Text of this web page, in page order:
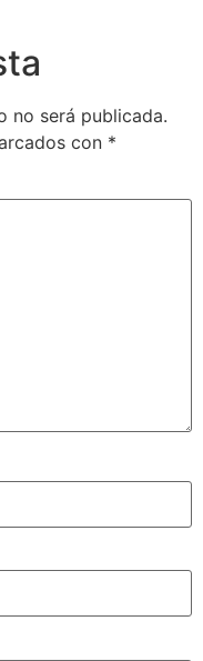
no será publicada.
con *